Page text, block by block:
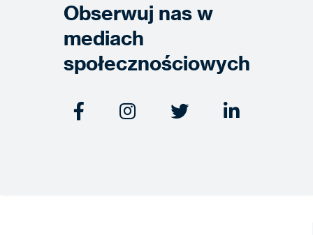
Obserwuj nas w
mediach
społecznościowych
   